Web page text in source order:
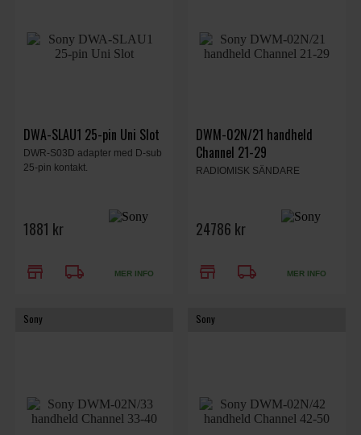
DWA-SLAU1 25-pin Uni Slot
DWR-S03D adapter med D-sub
25-pin kontakt.
1881 kr
store local_shipping MER INFO
DWM-02N/21 handheld
Channel 21-29
RADIOMISK SÄNDARE
24786 kr
store local_shipping MER INFO
Sony Sony